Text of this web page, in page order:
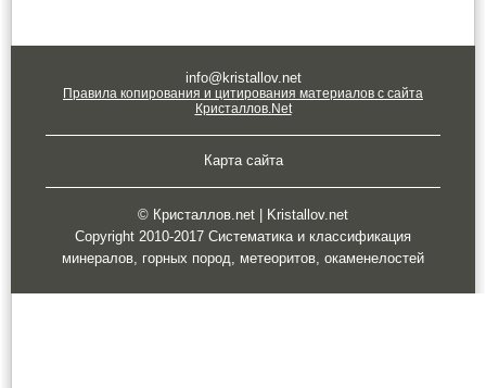
info@kristallov.net
Правила копирования и цитирования материалов с сайта
Кристаллов.Net
Карта сайта
© Кристаллов.net | Kristallov.net
Copyright 2010-2017 Систематика и классификация
минералов, горных пород, метеоритов, окаменелостей